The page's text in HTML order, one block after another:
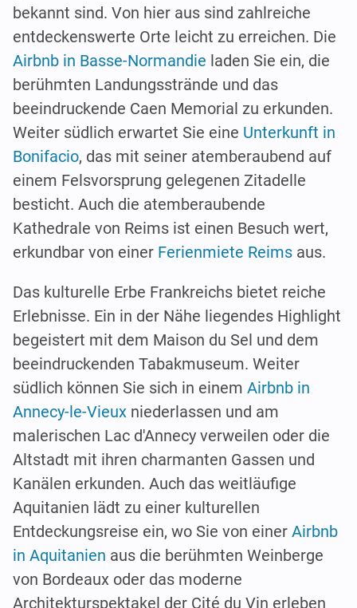
bekannt sind. Von hier aus sind zahlreiche
entdeckenswerte Orte leicht zu erreichen. Die
Airbnb in Basse-Normandie laden Sie ein, die
berühmten Landungsstrände und das
beeindruckende Caen Memorial zu erkunden.
Weiter südlich erwartet Sie eine Unterkunft in
Bonifacio, das mit seiner atemberaubend auf
einem Felsvorsprung gelegenen Zitadelle
besticht. Auch die atemberaubende
Kathedrale von Reims ist einen Besuch wert,
erkundbar von einer Ferienmiete Reims aus.
Das kulturelle Erbe Frankreichs bietet reiche
Erlebnisse. Ein in der Nähe liegendes Highlight
begeistert mit dem Maison du Sel und dem
beeindruckenden Tabakmuseum. Weiter
südlich können Sie sich in einem Airbnb in
Annecy-le-Vieux niederlassen und am
malerischen Lac d'Annecy verweilen oder die
Altstadt mit ihren charmanten Gassen und
Kanälen erkunden. Auch das weitläufige
Aquitanien lädt zu einer kulturellen
Entdeckungsreise ein, wo Sie von einer Airbnb
in Aquitanien aus die berühmten Weinberge
von Bordeaux oder das moderne
Architekturspektakel der Cité du Vin erleben